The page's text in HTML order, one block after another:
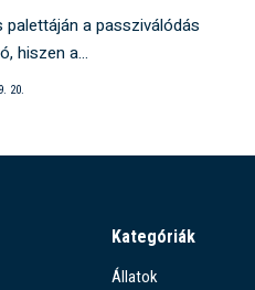
a passziválódás
hiszen a…
20.
Kategóriák
Állatok